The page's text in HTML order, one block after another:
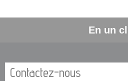
En un
Contactez-nous